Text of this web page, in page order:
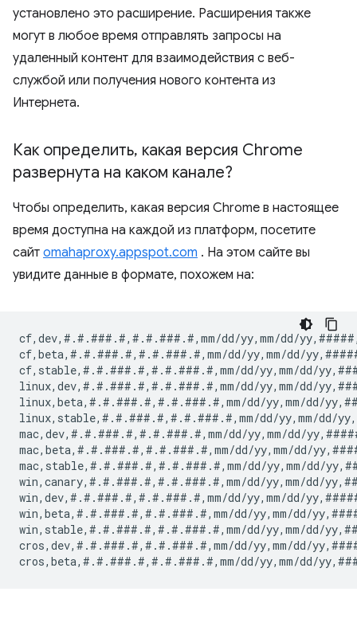
установлено это расширение. Расширения также
могут в любое время отправлять запросы на
удаленный контент для взаимодействия с веб-
службой или получения нового контента из
Интернета.
Как определить, какая версия Chrome
развернута на каком канале?
Чтобы определить, какая версия Chrome в настоящее
время доступна на каждой из платформ, посетите
сайт omahaproxy.appspot.com . На этом сайте вы
увидите данные в формате, похожем на:
cf,dev,#.#.###.#,#.#.###.#,mm/dd/yy,mm/dd/
cf,beta,#.#.###.#,#.#.###.#,mm/dd/yy,mm/dd/
cf,stable,#.#.###.#,#.#.###.#,mm/dd/yy,mm/dd/
linux,dev,#.#.###.#,#.#.###.#,mm/dd/yy,mm/dd/
linux,beta,#.#.###.#,#.#.###.#,mm/dd/yy,mm/dd/
linux,stable,#.#.###.#,#.#.###.#,mm/dd/yy,mm/dd/
mac,dev,#.#.###.#,#.#.###.#,mm/dd/yy,mm/dd/
mac,beta,#.#.###.#,#.#.###.#,mm/dd/yy,mm/dd/
mac,stable,#.#.###.#,#.#.###.#,mm/dd/yy,mm/dd/
win,canary,#.#.###.#,#.#.###.#,mm/dd/yy,mm/dd/
win,dev,#.#.###.#,#.#.###.#,mm/dd/yy,mm/dd/
win,beta,#.#.###.#,#.#.###.#,mm/dd/yy,mm/dd/
win,stable,#.#.###.#,#.#.###.#,mm/dd/yy,mm/dd/
cros,dev,#.#.###.#,#.#.###.#,mm/dd/yy,mm/dd/